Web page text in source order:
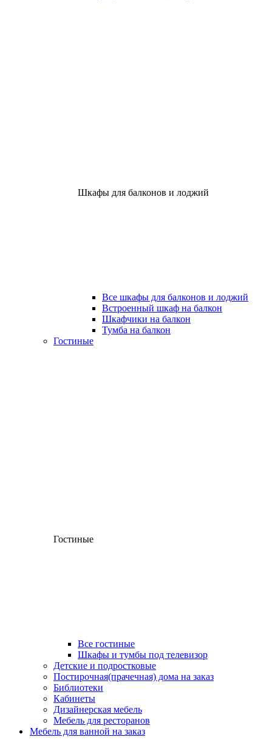
Шкафы для балконов и лоджий
Все шкафы для балконов и лоджий
Встроенный шкаф на балкон
Шкафчики на балкон
Тумба на балкон
Гостиные
Гостиные
Все гостиные
Шкафы и тумбы под телевизор
Детские и подростковые
Постирочная(прачечная) дома на заказ
Библиотеки
Кабинеты
Дизайнерская мебель
Мебель для ресторанов
Мебель для ванной на заказ